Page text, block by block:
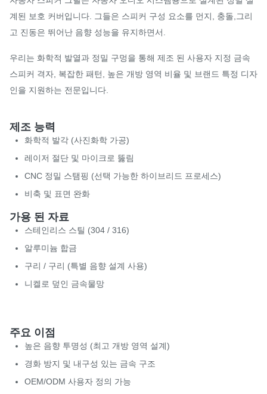
계된 보호 커버입니다. 그들은 스피커 구성 요소를 먼지, 충돌,그리
고 진동은 뛰어난 음향 성능을 유지하면서.
우리는 화학적 발열과 정밀 구멍을 통해 제조 된 사용자 지정 금속
스피커 격자, 복잡한 패턴, 높은 개방 영역 비율 및 브랜드 특정 디자
인을 지원하는 전문입니다.
제조 능력
화학적 발각 (사진화학 가공)
레이저 절단 및 마이크로 뚫림
CNC 정밀 스탬핑 (선택 가능한 하이브리드 프로세스)
비축 및 표면 완화
가용 된 자료
스테인리스 스틸 (304 / 316)
알루미늄 합금
구리 / 구리 (특별 음향 설계 사용)
니켈로 덮인 금속물망
주요 이점
높은 음향 투명성 (최고 개방 영역 설계)
경화 방지 및 내구성 있는 금속 구조
OEM/ODM 사용자 정의 가능